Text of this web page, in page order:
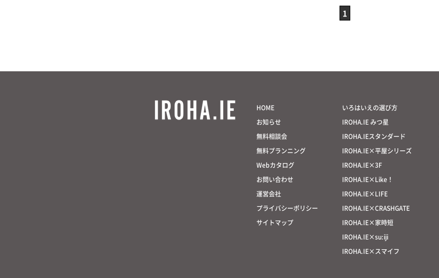
1
HOME
お知らせ
無料相談会
無料プランニング
Webカタログ
お問い合わせ
運営会社
プライバシーポリシー
サイトマップ
いろはいえの選び方
IROHA.IE みつ星
IROHA.IEスタンダード
IROHA.IE×平屋シリーズ
IROHA.IE×3F
IROHA.IE×Like！
IROHA.IE×LIFE
IROHA.IE×CRASHGATE
IROHA.IE×家時短
IROHA.IE×su:iji
IROHA.IE×スマイフ